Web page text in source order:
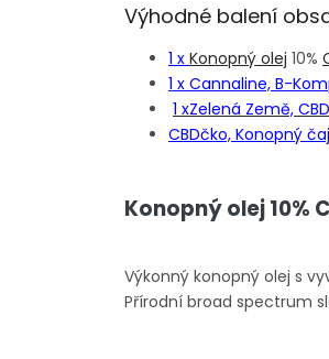
Výhodné balení
1 x Konopný olej 10%
1 x Cannaline, B-
1 xZelená Země,
CBDčko, Konopný
Konopný olej 10%
Výkonný konopný olej s
Přírodní broad spectrum